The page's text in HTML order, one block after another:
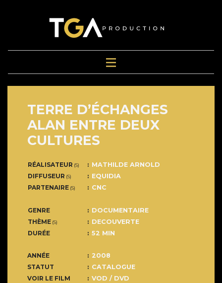
TERRE D’ÉCHANGES
ALAN ENTRE DEUX
CULTURES
RÉALISATEUR (S)
MATHILDE ARNOLD
DIFFUSEUR (S)
EQUIDIA
PARTENAIRE (S) CNC
GENRE
DOCUMENTAIRE
THÈME (S)
DECOUVERTE
DURÉE
52 MIN
ANNÉE
2008
STATUT
CATALOGUE
VOIR LE FILM
VOD / DVD